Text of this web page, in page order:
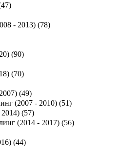
47)
- 2013) (78)
(90)
(70)
(49)
(2007 - 2010) (51)
(57)
(2014 - 2017) (56)
(44)